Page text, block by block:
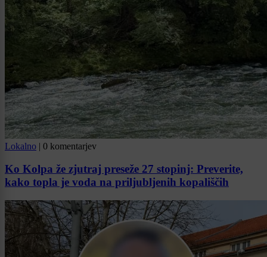
Lokalno | 0 komentarjev
Ko Kolpa že zjutraj preseže 27 stopinj: Preverite,
kako topla je voda na priljubljenih kopališčih